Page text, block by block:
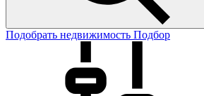
Подобрать недвижимость Подбор